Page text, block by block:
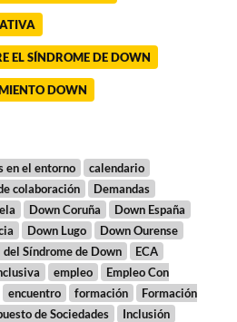
EL SÍNDROME DE DOWN
DOWN
en el entorno
calendario
colaboración
Demandas
Down Coruña
Down España
Down Lugo
Down Ourense
Síndrome de Down
ECA
empleo
Empleo Con
encuentro formación
Formación
de Sociedades
Inclusión